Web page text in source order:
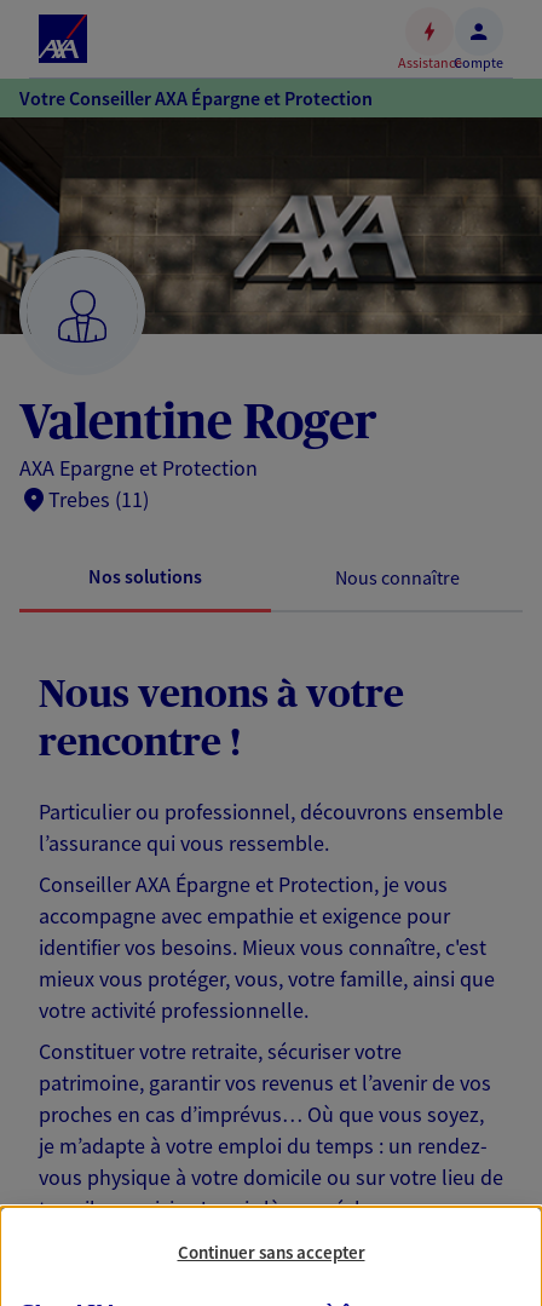
Accéder
au
Accéder
au
pied
de
page
AssistanceCompte
Votre Conseiller AXA Épargne et Protection
Valentine Roger
AXA Epargne et Protection
Trebes (11)
Nos solutions Nous connaître
Nous venons à votre
rencontre !
Particulier ou professionnel, découvrons ensemble
l’assurance qui vous ressemble.
Conseiller AXA Épargne et Protection, je vous
accompagne avec empathie et exigence pour
identifier vos besoins. Mieux vous connaître, c'est
mieux vous protéger, vous, votre famille, ainsi que
votre activité professionnelle.
Constituer votre retraite, sécuriser votre
patrimoine, garantir vos revenus et l’avenir de vos
proches en cas d’imprévus… Où que vous soyez,
je m’adapte à votre emploi du temps : un rendez-
vous physique à votre domicile ou sur votre lieu de
travail, une visio. Je suis là pour échanger avec
Continuer sans accepter